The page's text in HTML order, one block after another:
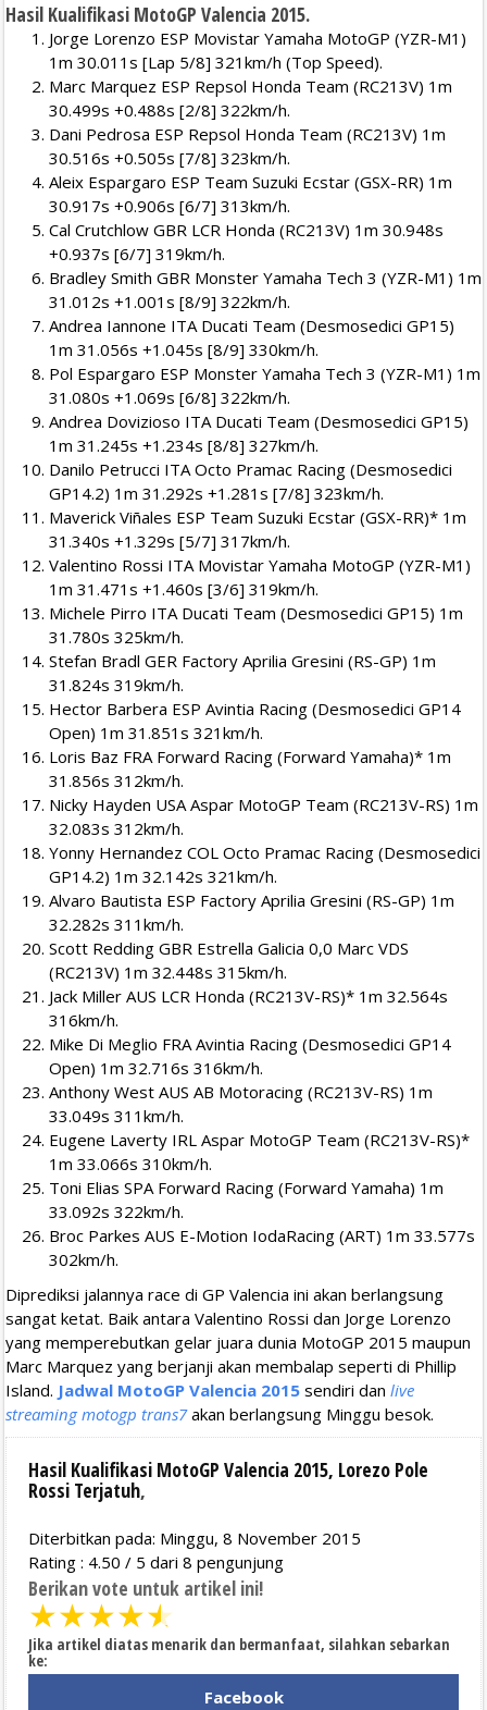
Hasil Kualifikasi MotoGP Valencia 2015.
Jorge Lorenzo ESP Movistar Yamaha MotoGP (YZR-M1)
1m 30.011s [Lap 5/8] 321km/h (Top Speed).
Marc Marquez ESP Repsol Honda Team (RC213V) 1m
30.499s +0.488s [2/8] 322km/h.
Dani Pedrosa ESP Repsol Honda Team (RC213V) 1m
30.516s +0.505s [7/8] 323km/h.
Aleix Espargaro ESP Team Suzuki Ecstar (GSX-RR) 1m
30.917s +0.906s [6/7] 313km/h.
Cal Crutchlow GBR LCR Honda (RC213V) 1m 30.948s
+0.937s [6/7] 319km/h.
Bradley Smith GBR Monster Yamaha Tech 3 (YZR-M1) 1m
31.012s +1.001s [8/9] 322km/h.
Andrea Iannone ITA Ducati Team (Desmosedici GP15)
1m 31.056s +1.045s [8/9] 330km/h.
Pol Espargaro ESP Monster Yamaha Tech 3 (YZR-M1) 1m
31.080s +1.069s [6/8] 322km/h.
Andrea Dovizioso ITA Ducati Team (Desmosedici GP15)
1m 31.245s +1.234s [8/8] 327km/h.
Danilo Petrucci ITA Octo Pramac Racing (Desmosedici
GP14.2) 1m 31.292s +1.281s [7/8] 323km/h.
Maverick Viñales ESP Team Suzuki Ecstar (GSX-RR)* 1m
31.340s +1.329s [5/7] 317km/h.
Valentino Rossi ITA Movistar Yamaha MotoGP (YZR-M1)
1m 31.471s +1.460s [3/6] 319km/h.
Michele Pirro ITA Ducati Team (Desmosedici GP15) 1m
31.780s 325km/h.
Stefan Bradl GER Factory Aprilia Gresini (RS-GP) 1m
31.824s 319km/h.
Hector Barbera ESP Avintia Racing (Desmosedici GP14
Open) 1m 31.851s 321km/h.
Loris Baz FRA Forward Racing (Forward Yamaha)* 1m
31.856s 312km/h.
Nicky Hayden USA Aspar MotoGP Team (RC213V-RS) 1m
32.083s 312km/h.
Yonny Hernandez COL Octo Pramac Racing (Desmosedici
GP14.2) 1m 32.142s 321km/h.
Alvaro Bautista ESP Factory Aprilia Gresini (RS-GP) 1m
32.282s 311km/h.
Scott Redding GBR Estrella Galicia 0,0 Marc VDS
(RC213V) 1m 32.448s 315km/h.
Jack Miller AUS LCR Honda (RC213V-RS)* 1m 32.564s
316km/h.
Mike Di Meglio FRA Avintia Racing (Desmosedici GP14
Open) 1m 32.716s 316km/h.
Anthony West AUS AB Motoracing (RC213V-RS) 1m
33.049s 311km/h.
Eugene Laverty IRL Aspar MotoGP Team (RC213V-RS)*
1m 33.066s 310km/h.
Toni Elias SPA Forward Racing (Forward Yamaha) 1m
33.092s 322km/h.
Broc Parkes AUS E-Motion IodaRacing (ART) 1m 33.577s
302km/h.
Diprediksi jalannya race di GP Valencia ini akan berlangsung
sangat ketat. Baik antara Valentino Rossi dan Jorge Lorenzo
yang memperebutkan gelar juara dunia MotoGP 2015 maupun
Marc Marquez yang berjanji akan membalap seperti di Phillip
Island. Jadwal MotoGP Valencia 2015 sendiri dan live
streaming motogp trans7akan berlangsung Minggu besok.
Hasil Kualifikasi MotoGP Valencia 2015, Lorezo Pole
Rossi Terjatuh,
Diterbitkan pada: Minggu, 8 November 2015
Rating : 4.50 / 5 dari 8 pengunjung
Berikan vote untuk artikel ini!
★★★★★
Jika artikel diatas menarik dan bermanfaat, silahkan sebarkan
ke:
Facebook